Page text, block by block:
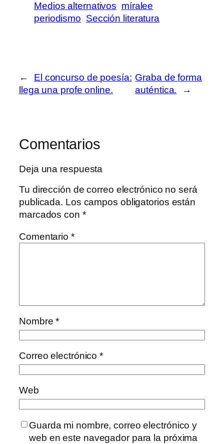
Medios alternativos míralee
periodismo Sección literatura
←
El concurso de poesía:
llega una profe online.
Graba de forma
auténtica.
→
Comentarios
Deja una respuesta
Tu dirección de correo electrónico no será
publicada. Los campos obligatorios están
marcados con *
Comentario *
Nombre*
Correo electrónico*
Web
Guarda mi nombre, correo electrónico y
web en este navegador para la próxima